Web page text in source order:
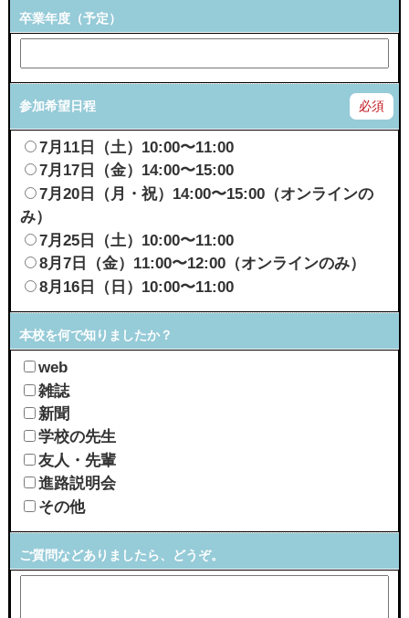
卒業年度（予定）
参加希望日程 必須
7月11日（土）10:00〜11:00
7月17日（金）14:00〜15:00
7月20日（月・祝）14:00〜15:00（オンラインの
み）
7月25日（土）10:00〜11:00
8月7日（金）11:00〜12:00（オンラインのみ）
8月16日（日）10:00〜11:00
本校を何で知りましたか？
web
雑誌
新聞
学校の先生
友人・先輩
進路説明会
その他
ご質問などありましたら、どうぞ。